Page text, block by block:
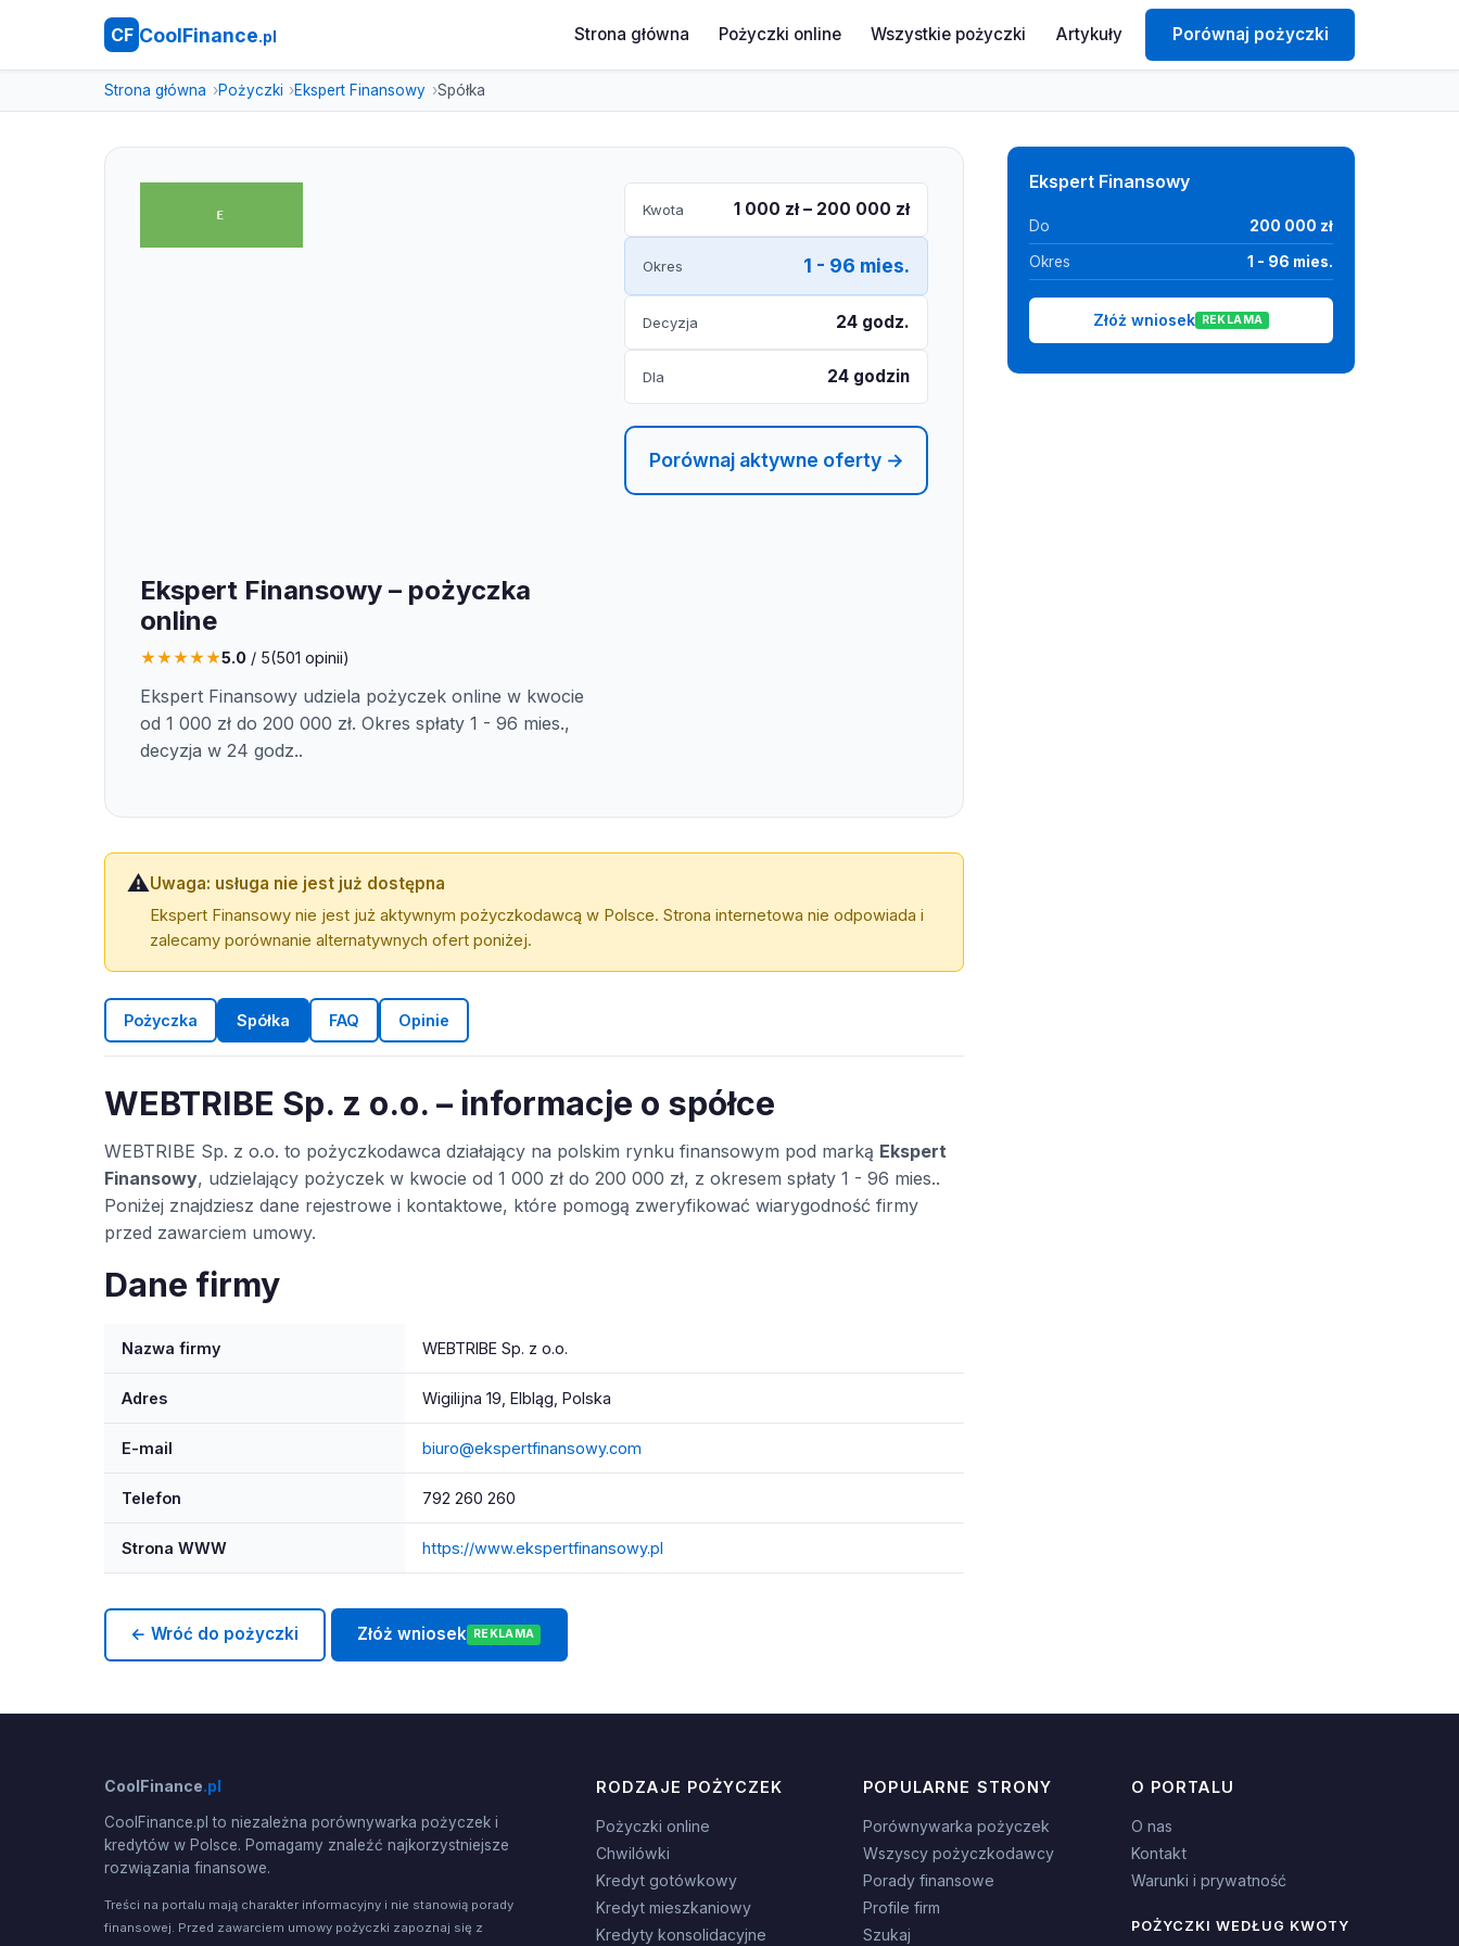
CF CoolFinance.pl Strona główna Pożyczki online Wszystkie pożyczki Artykuły Porównaj pożyczki
Strona główna Pożyczki Ekspert Finansowy Spółka
Ekspert Finansowy – pożyczka
online
★★★★★5.0 / 5(501 opinii)
Ekspert Finansowy udziela pożyczek online w kwocie
od 1 000 zł do 200 000 zł. Okres spłaty 1 - 96 mies.,
decyzja w 24 godz..
Kwota 1 000 zł – 200 000 zł
Okres 1 - 96 mies.
Decyzja 24 godz.
Dla 24 godzin
Porównaj aktywne oferty →
⚠️Uwaga: usługa nie jest już dostępna
Ekspert Finansowy nie jest już aktywnym pożyczkodawcą w Polsce. Strona internetowa nie odpowiada i
zalecamy porównanie alternatywnych ofert poniżej.
Pożyczka Spółka FAQ Opinie
WEBTRIBE Sp. z o.o. – informacje o spółce
WEBTRIBE Sp. z o.o. to pożyczkodawca działający na polskim rynku finansowym pod marką Ekspert
Finansowy, udzielający pożyczek w kwocie od 1 000 zł do 200 000 zł, z okresem spłaty 1 - 96 mies..
Poniżej znajdziesz dane rejestrowe i kontaktowe, które pomogą zweryfikować wiarygodność firmy
przed zawarciem umowy.
Dane firmy
Nazwa firmy WEBTRIBE Sp. z o.o.
Adres Wigilijna 19, Elbląg, Polska
E-mail biuro@ekspertfinansowy.com
Telefon 792 260 260
Strona WWW https://www.ekspertfinansowy.pl
← Wróć do pożyczki Złóż wniosek REKLAMA
Ekspert Finansowy
Do 200 000 zł
Okres 1 - 96 mies.
Złóż wniosek REKLAMA
CoolFinance.pl
CoolFinance.pl to niezależna porównywarka pożyczek i
kredytów w Polsce. Pomagamy znaleźć najkorzystniejsze
rozwiązania finansowe.
Treści na portalu mają charakter informacyjny i nie stanowią porady
finansowej. Przed zawarciem umowy pożyczki zapoznaj się z
RODZAJE POŻYCZEK
Pożyczki online
Chwilówki
Kredyt gotówkowy
Kredyt mieszkaniowy
Kredyty konsolidacyjne
POPULARNE STRONY
Porównywarka pożyczek
Wszyscy pożyczkodawcy
Porady finansowe
Profile firm
Szukaj
O PORTALU
O nas
Kontakt
Warunki i prywatność
POŻYCZKI WEDŁUG KWOTY